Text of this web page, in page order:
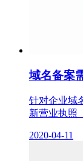
域名备案
针对企业域
新营业执照
2020-04-11